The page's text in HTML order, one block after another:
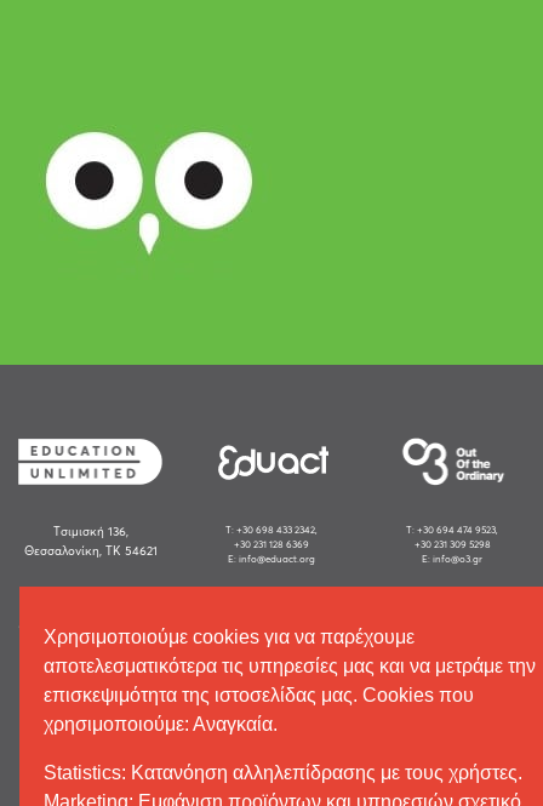
Tσιμισκή 136,
Θεσσαλονίκη, ΤΚ 54621
Τ: +30 698 433 2342,
+30 231 128 6369
E: info@eduact.org
Τ: +30 694 474 9523,
+30 231 309 5298
E: info@o3.gr
GO SOCIAL
Χρησιμοποιούμε cookies για να παρέχουμε
αποτελεσματικότερα τις υπηρεσίες μας και να μετράμε την
επισκεψιμότητα της ιστοσελίδας μας. Cookies που
χρησιμοποιούμε: Αναγκαία.
Statistics: Kατανόηση αλληλεπίδρασης με τους χρήστες.